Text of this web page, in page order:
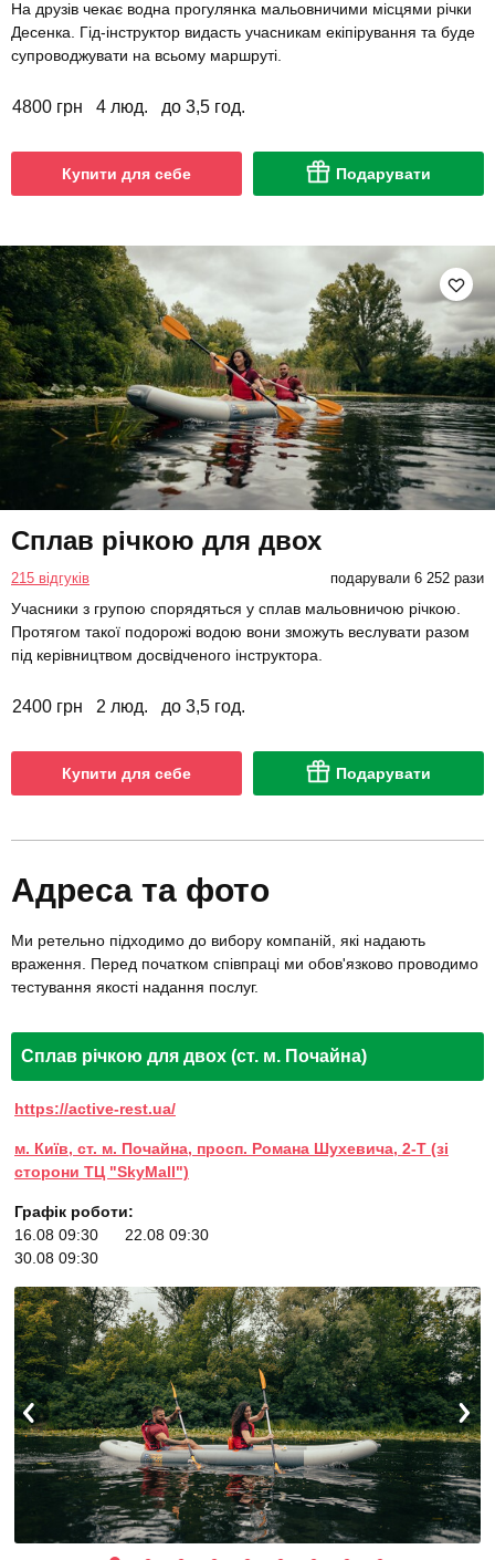
На друзів чекає водна прогулянка мальовничими місцями річки
Десенка. Гід-інструктор видасть учасникам екіпірування та буде
супроводжувати на всьому маршруті.
4800 грн 4 люд. до 3,5 год.
Купити для себе Подарувати
Сплав річкою для двох
215 відгуків подарували 6 252 рази
Учасники з групою спорядяться у сплав мальовничою річкою.
Протягом такої подорожі водою вони зможуть веслувати разом
під керівництвом досвідченого інструктора.
2400 грн 2 люд. до 3,5 год.
Купити для себе Подарувати
Адреса та фото
Ми ретельно підходимо до вибору компаній, які надають
враження. Перед початком співпраці ми обов'язково проводимо
тестування якості надання послуг.
Сплав річкою для двох (ст. м. Почайна)
https://active-rest.ua/
м. Київ, ст. м. Почайна, просп. Романа Шухевича, 2-Т (зі
сторони ТЦ "SkyMall")
Графік роботи:
16.08 09:30
22.08 09:30
30.08 09:30